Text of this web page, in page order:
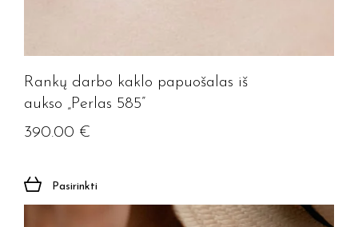
Rankų darbo kaklo papuošalas iš
aukso „Perlas 585”
390.00 €
Pasirinkti